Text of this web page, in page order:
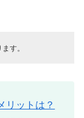
す。
リットは？